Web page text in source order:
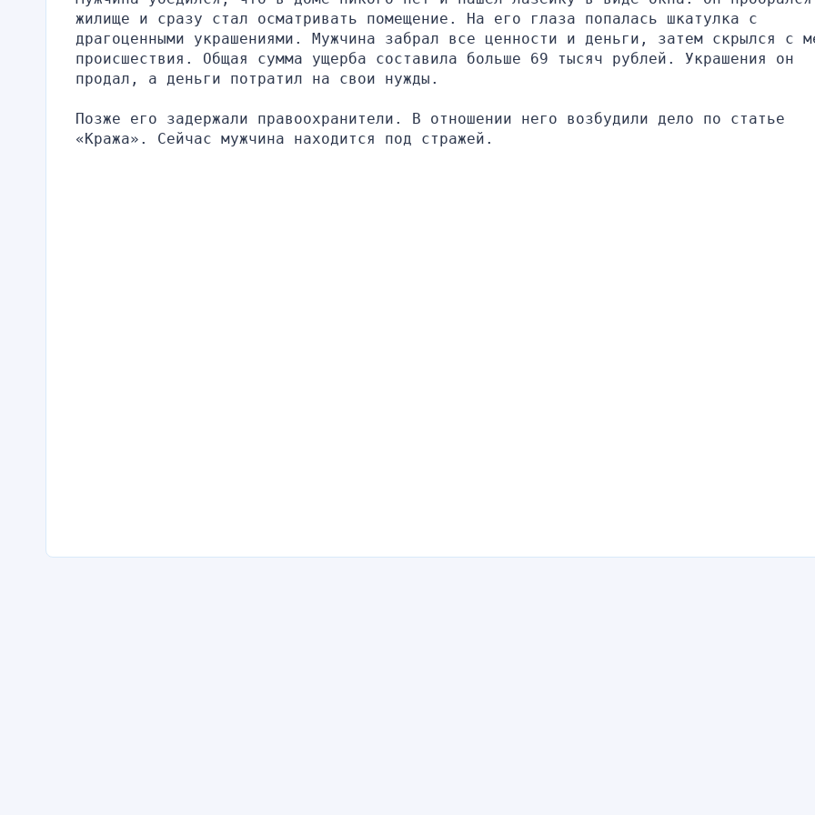
жилище и сразу стал осматривать помещение. На его глаза попалась шкатулка с
драгоценными украшениями. Мужчина забрал все ценности и деньги, затем скрылся с
происшествия. Общая сумма ущерба составила больше 69 тысяч рублей. Украшения он
продал, а деньги потратил на свои нужды.
Позже его задержали правоохранители. В отношении него возбудили дело по статье
«Кража». Сейчас мужчина находится под стражей.